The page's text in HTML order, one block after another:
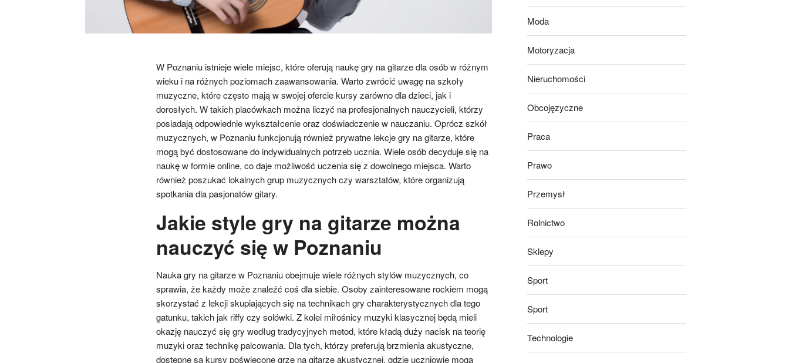
W Poznaniu istnieje wiele miejsc, które oferują naukę gry na gitarze dla osób w różnym
wieku i na różnych poziomach zaawansowania. Warto zwrócić uwagę na szkoły
muzyczne, które często mają w swojej ofercie kursy zarówno dla dzieci, jak i
dorosłych. W takich placówkach można liczyć na profesjonalnych nauczycieli, którzy
posiadają odpowiednie wykształcenie oraz doświadczenie w nauczaniu. Oprócz szkół
muzycznych, w Poznaniu funkcjonują również prywatne lekcje gry na gitarze, które
mogą być dostosowane do indywidualnych potrzeb ucznia. Wiele osób decyduje się na
naukę w formie online, co daje możliwość uczenia się z dowolnego miejsca. Warto
również poszukać lokalnych grup muzycznych czy warsztatów, które organizują
spotkania dla pasjonatów gitary.
Jakie style gry na gitarze można
nauczyć się w Poznaniu
Nauka gry na gitarze w Poznaniu obejmuje wiele różnych stylów muzycznych, co
sprawia, że każdy może znaleźć coś dla siebie. Osoby zainteresowane rockiem mogą
skorzystać z lekcji skupiających się na technikach gry charakterystycznych dla tego
gatunku, takich jak riffy czy solówki. Z kolei miłośnicy muzyki klasycznej będą mieli
okazję nauczyć się gry według tradycyjnych metod, które kładą duży nacisk na teorię
muzyki oraz technikę palcowania. Dla tych, którzy preferują brzmienia akustyczne,
dostępne są kursy poświęcone grze na gitarze akustycznej, gdzie uczniowie mogą
Moda
Motoryzacja
Nieruchomości
Obcojęzyczne
Praca
Prawo
Przemysł
Rolnictwo
Sklepy
Sport
Sport
Technologie